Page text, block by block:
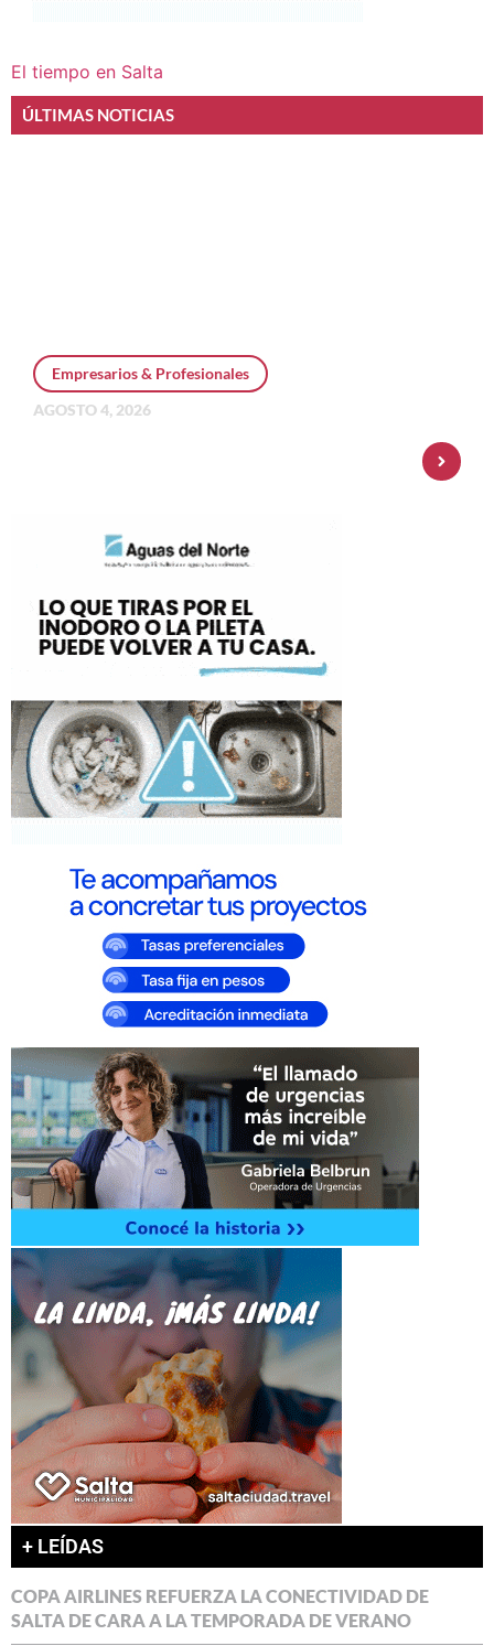
El tiempo en Salta
ÚLTIMAS NOTICIAS
Empresarios & Profesionales
AGOSTO 4, 2026
+ LEÍDAS
COPA AIRLINES REFUERZA LA CONECTIVIDAD DE
SALTA DE CARA A LA TEMPORADA DE VERANO